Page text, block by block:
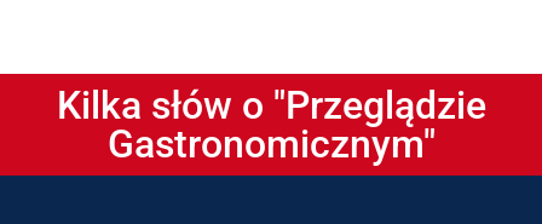
Kilka słów o "Przeglądzie
Gastronomicznym"